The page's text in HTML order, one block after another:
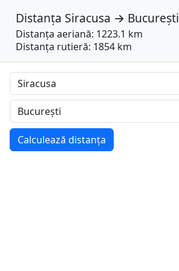
Distanța Siracusa → București
Distanța aeriană: 1223.1 km
Distanța rutieră: 1854 km
Calculează distanța